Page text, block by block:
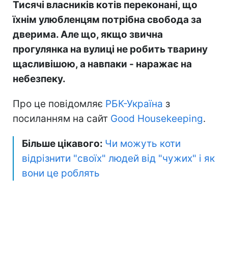
Тисячі власників котів переконані, що
їхнім улюбленцям потрібна свобода за
дверима. Але що, якщо звична
прогулянка на вулиці не робить тварину
щасливішою, а навпаки - наражає на
небезпеку.
Про це повідомляє РБК-Україна з
посиланням на сайт Good Housekeeping.
Більше цікавого: Чи можуть коти
відрізнити "своїх" людей від "чужих" і як
вони це роблять